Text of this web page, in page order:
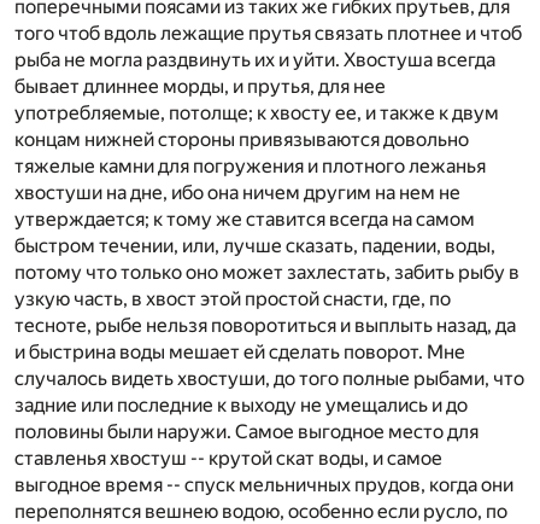
поперечными поясами из таких же гибких прутьев, для
того чтоб вдоль лежащие прутья связать плотнее и чтоб
рыба не могла раздвинуть их и уйти. Хвостуша всегда
бывает длиннее морды, и прутья, для нее
употребляемые, потолще; к хвосту ее, и также к двум
концам нижней стороны привязываются довольно
тяжелые камни для погружения и плотного лежанья
хвостуши на дне, ибо она ничем другим на нем не
утверждается; к тому же ставится всегда на самом
быстром течении, или, лучше сказать, падении, воды,
потому что только оно может захлестать, забить рыбу в
узкую часть, в хвост этой простой снасти, где, по
тесноте, рыбе нельзя поворотиться и выплыть назад, да
и быстрина воды мешает ей сделать поворот. Мне
случалось видеть хвостуши, до того полные рыбами, что
задние или последние к выходу не умещались и до
половины были наружи. Самое выгодное место для
ставленья хвостуш -- крутой скат воды, и самое
выгодное время -- спуск мельничных прудов, когда они
переполнятся вешнею водою, особенно если русло, по